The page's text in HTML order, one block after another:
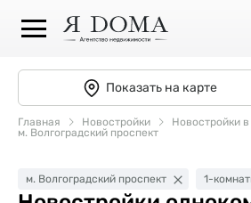
Показать на карте
Главная Новостройки
Новостройки
м. Волгоградский проспект
м. Волгоградский проспект 1-